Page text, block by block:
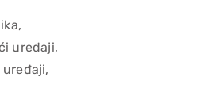
uređaji,